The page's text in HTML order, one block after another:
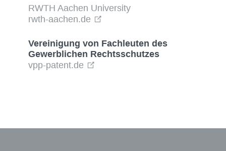
RWTH Aachen University
rwth-aachen.de
Vereinigung von Fachleuten des
Gewerblichen Rechtsschutzes
vpp-patent.de